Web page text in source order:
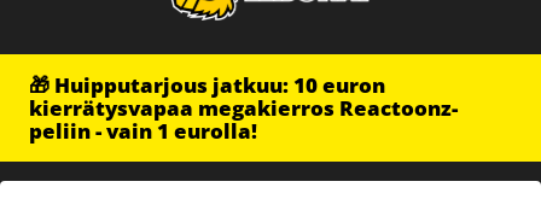
🎁 Huipputarjous jatkuu: 10 euron
kierrätysvapaa megakierros Reactoonz-
peliin - vain 1 eurolla!